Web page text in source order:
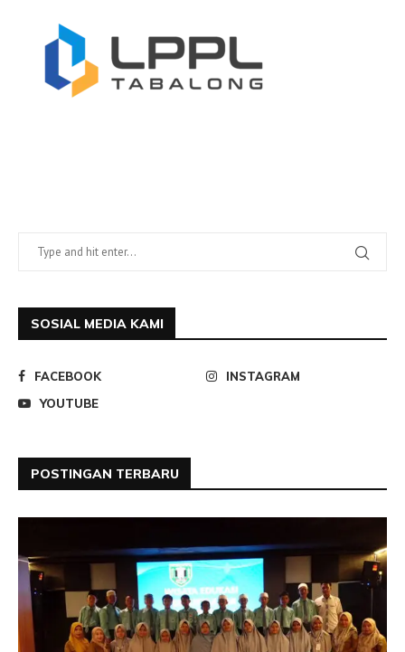
SOSIAL MEDIA KAMI
FACEBOOK
INSTAGRAM
YOUTUBE
POSTINGAN TERBARU